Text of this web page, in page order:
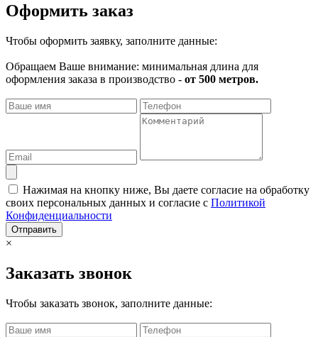
Оформить заказ
Чтобы оформить заявку, заполните данные:
Обращаем Ваше внимание: минимальная длина для
оформления заказа в производство - от 500 метров.
Нажимая на кнопку ниже, Вы даете согласие на обработку
своих персональных данных и согласие с Политикой
Конфиденциальности
Отправить
×
Заказать звонок
Чтобы заказать звонок, заполните данные: